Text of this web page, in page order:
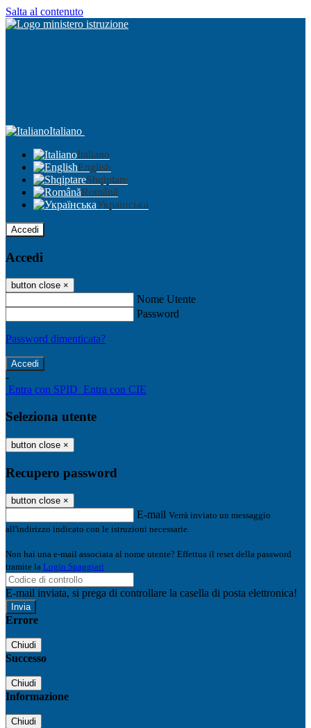
Salta al contenuto
Italiano
Italiano
English
Shqiptare
Română
Українська
Accedi
Accedi
button close ×
Nome Utente
Password
Password dimenticata?
-
Entra con SPID Entra con CIE
Seleziona utente
button close ×
Recupero password
button close ×
E-mail Verrà inviato un messaggio
all'indirizzo indicato con le istruzioni necessarie.
Non hai una e-mail associata al nome utente? Effettua il reset della password
tramite la Login Spaggiari
E-mail inviata, si prega di controllare la casella di posta elettronica!
Errore
Chiudi
Successo
Chiudi
Informazione
Chiudi